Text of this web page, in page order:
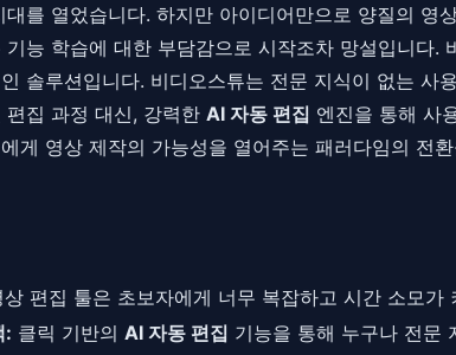
를 열었습니다. 하지만 아이디어만으로 양질의
능 학습에 대한 부담감으로 시작조차 망설입니다
솔루션입니다. 비디오스튜는 전문 지식이 없는
집 과정 대신, 강력한 AI 자동 편집 엔진을 통해 사
게 영상 제작의 가능성을 열어주는 패러다임의 전
상 편집 툴은 초보자에게 너무 복잡하고 시간 소모
: 클릭 기반의 AI 자동 편집 기능을 통해 누구나 전문